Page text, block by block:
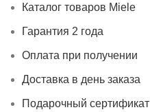
Каталог товаров Miele
Гарантия 2 года
Оплата при получении
Доставка в день заказа
Подарочный сертификат